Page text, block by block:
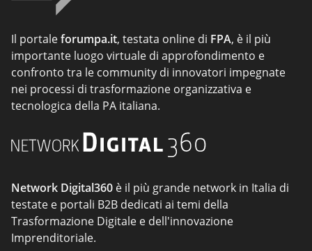
Il portaleforumpa.it, testata online di FPA, è il più
importante luogo virtuale di approfondimento e
confronto tra le community di innovatori impegnate
nei processi di trasformazione organizzativa e
tecnologica della PA italiana.
Network Digital360 è il più grande network in Italia di
testate e portali B2B dedicati ai temi della
Trasformazione Digitale e dell'innovazione
Imprenditoriale.